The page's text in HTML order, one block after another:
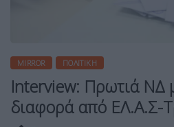
MIRROR ΠΟΛΙΤΙΚΉ
Interview: Πρωτιά ΝΔ
διαφορά από ΕΛ.Α.Σ-